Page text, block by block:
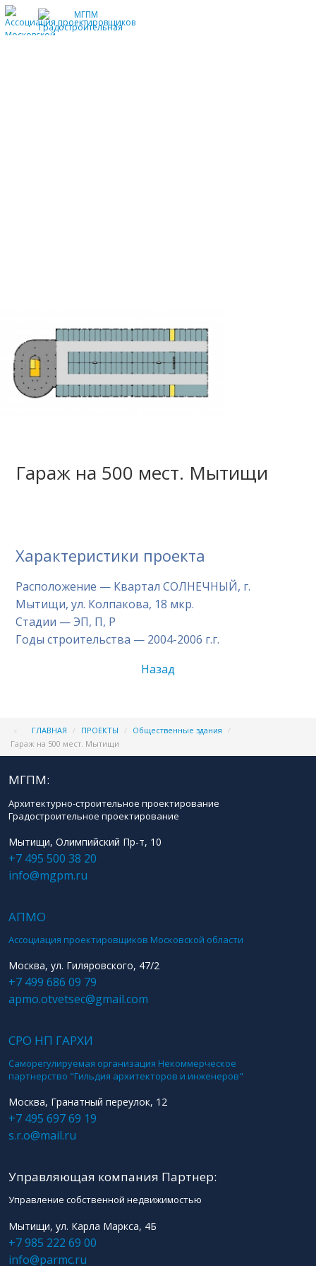
Гараж на 500 мест. Мытищи
Характеристики проекта
Расположение — Квартал СОЛНЕЧНЫЙ, г.
Мытищи, ул. Колпакова, 18 мкр.
Стадии — ЭП, П, Р
Годы строительства — 2004-2006 г.г.
Назад
ГЛАВНАЯ / ПРОЕКТЫ / Общественные здания /
Гараж на 500 мест. Мытищи
МГПМ:
Архитектурно-строительное проектирование
Градостроительное проектирование
Мытищи, Олимпийский Пр-т, 10
+7 495 500 38 20
info@mgpm.ru
АПМО
Ассоциация проектировщиков Московской области
Москва, ул. Гиляровского, 47/2
+7 499 686 09 79
apmo.otvetsec@gmail.com
СРО НП ГАРХИ
Саморегулируемая организация Некоммерческое
партнерство "Гильдия архитекторов и инженеров"
Москва, Гранатный переулок, 12
+7 495 697 69 19
s.r.o@mail.ru
Управляющая компания Партнер:
Управление собственной недвижимостью
Мытищи, ул. Карла Маркса, 4Б
+7 985 222 69 00
info@parmc.ru